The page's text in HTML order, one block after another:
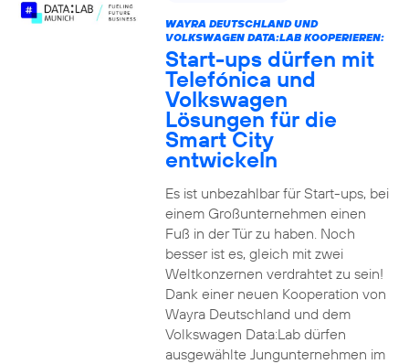
WAYRA DEUTSCHLAND UND
VOLKSWAGEN DATA:LAB KOOPERIEREN:
Start-ups dürfen mit
Telefónica und
Volkswagen
Lösungen für die
Smart City
entwickeln
Es ist unbezahlbar für Start-ups, bei
einem Großunternehmen einen
Fuß in der Tür zu haben. Noch
besser ist es, gleich mit zwei
Weltkonzernen verdrahtet zu sein!
Dank einer neuen Kooperation von
Wayra Deutschland und dem
Volkswagen Data:Lab dürfen
ausgewählte Jungunternehmen im